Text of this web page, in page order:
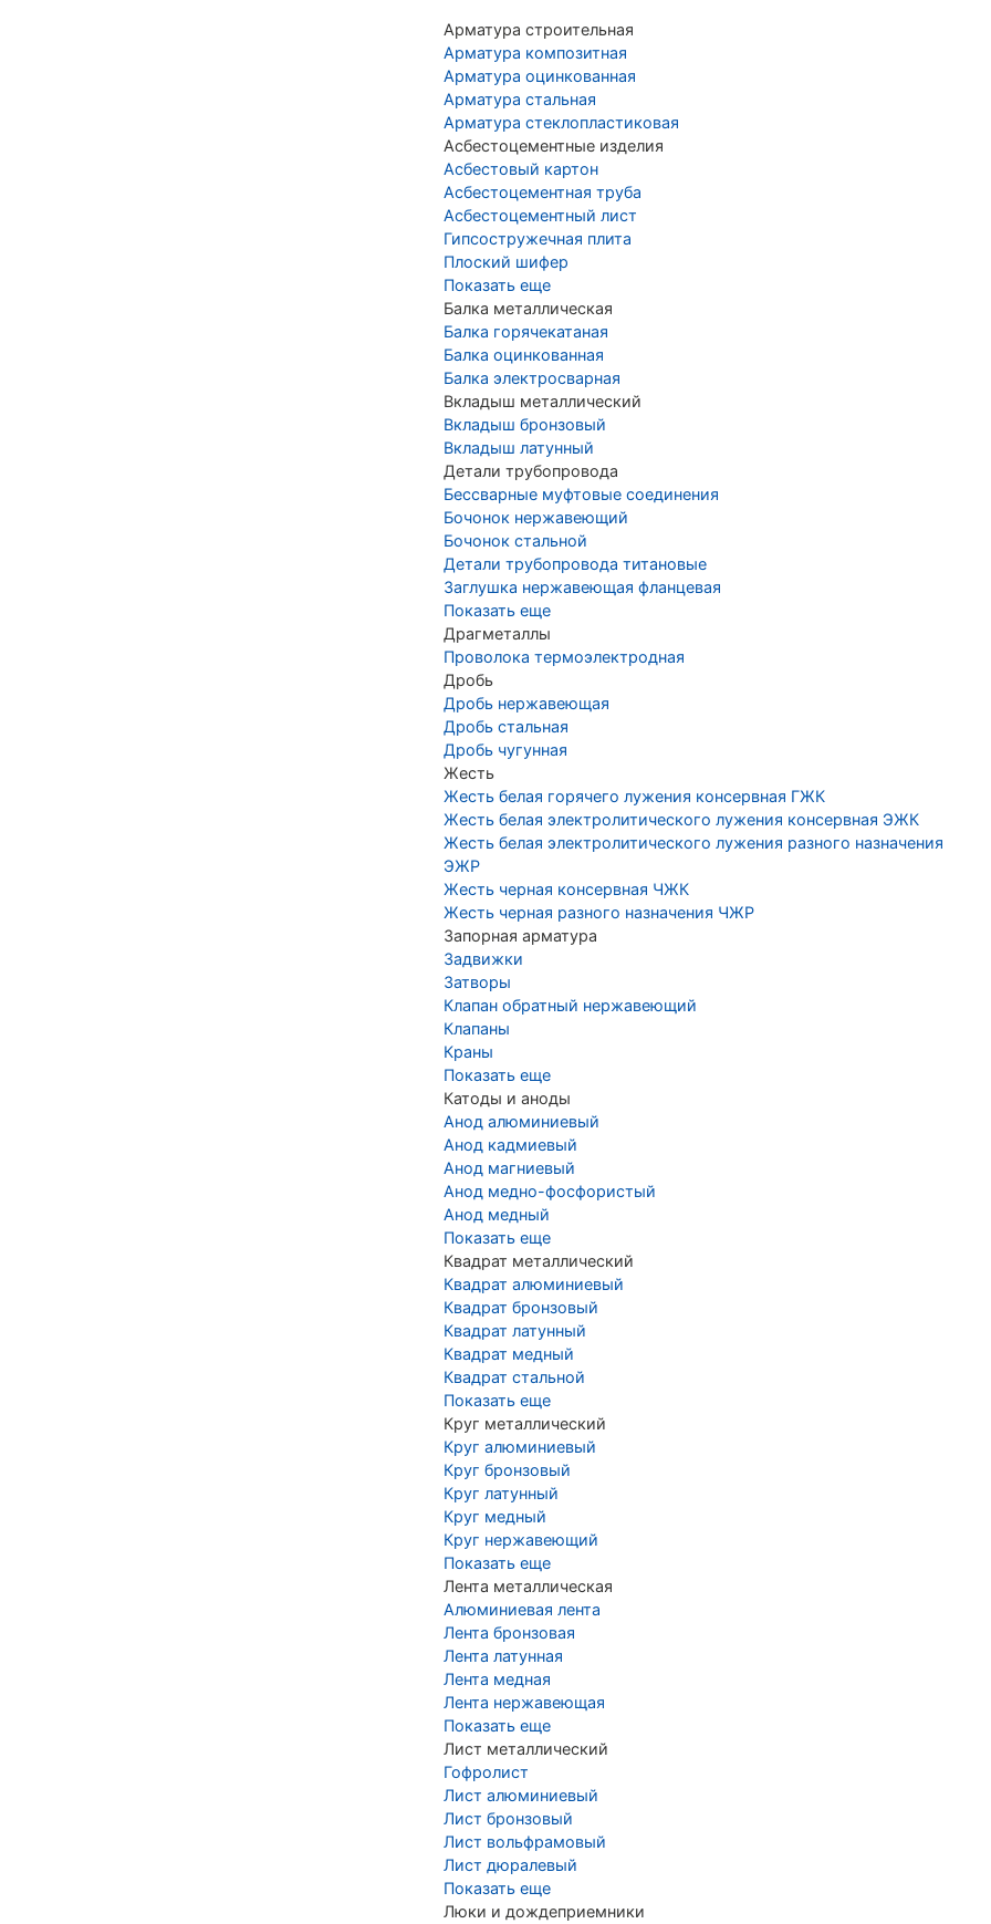
Арматура строительная
Арматура композитная
Арматура оцинкованная
Арматура стальная
Арматура стеклопластиковая
Асбестоцементные изделия
Асбестовый картон
Асбестоцементная труба
Асбестоцементный лист
Гипсостружечная плита
Плоский шифер
Показать еще
Балка металлическая
Балка горячекатаная
Балка оцинкованная
Балка электросварная
Вкладыш металлический
Вкладыш бронзовый
Вкладыш латунный
Детали трубопровода
Бессварные муфтовые соединения
Бочонок нержавеющий
Бочонок стальной
Детали трубопровода титановые
Заглушка нержавеющая фланцевая
Показать еще
Драгметаллы
Проволока термоэлектродная
Дробь
Дробь нержавеющая
Дробь стальная
Дробь чугунная
Жесть
Жесть белая горячего лужения консервная ГЖК
Жесть белая электролитического лужения консервная ЭЖК
Жесть белая электролитического лужения разного назначения
ЭЖР
Жесть черная консервная ЧЖК
Жесть черная разного назначения ЧЖР
Запорная арматура
Задвижки
Затворы
Клапан обратный нержавеющий
Клапаны
Краны
Показать еще
Катоды и аноды
Анод алюминиевый
Анод кадмиевый
Анод магниевый
Анод медно-фосфористый
Анод медный
Показать еще
Квадрат металлический
Квадрат алюминиевый
Квадрат бронзовый
Квадрат латунный
Квадрат медный
Квадрат стальной
Показать еще
Круг металлический
Круг алюминиевый
Круг бронзовый
Круг латунный
Круг медный
Круг нержавеющий
Показать еще
Лента металлическая
Алюминиевая лента
Лента бронзовая
Лента латунная
Лента медная
Лента нержавеющая
Показать еще
Лист металлический
Гофролист
Лист алюминиевый
Лист бронзовый
Лист вольфрамовый
Лист дюралевый
Показать еще
Люки и дождеприемники